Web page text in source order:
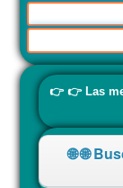
👉 👉 Las
🌐 🌐